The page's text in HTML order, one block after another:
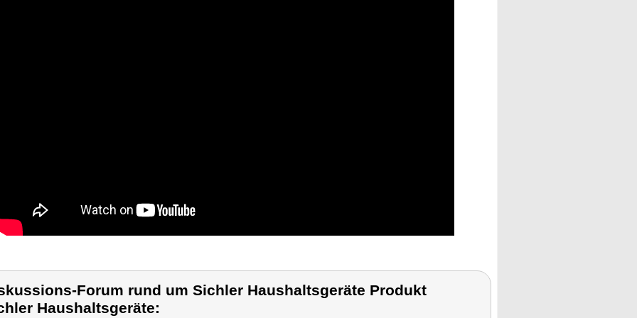
Forum rund um Sichler Haushaltsgeräte Produkt
Haushaltsgeräte: